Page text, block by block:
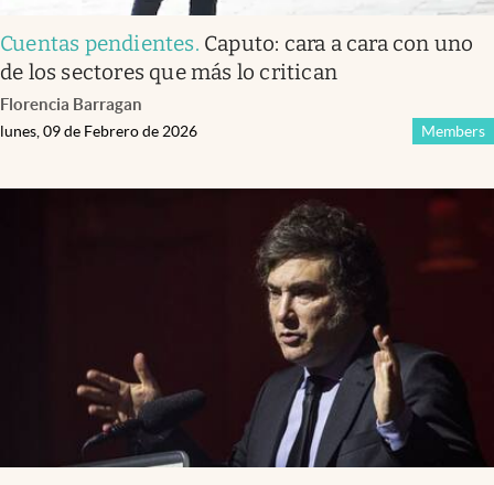
Cuentas pendientes. Caputo: cara a cara con uno
de los sectores que más lo critican
Florencia Barragan
Members
lunes, 09 de Febrero de 2026